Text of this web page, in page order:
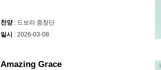
찬양: 드보라 중창단
일시 : 2026-03-08
Amazing Grace